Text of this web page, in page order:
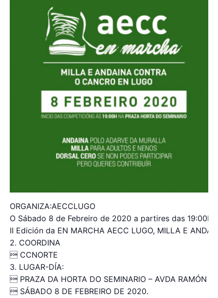
ORGANIZA:AECCLUGO
O Sábado 8 de Febreiro de 2020 a partires das 19:00h
II Edición da EN MARCHA AECC LUGO, MILLA E
2. COORDINA
 CCNORTE
3. LUGAR-DÍA:
 PRAZA DA HORTA DO SEMINARIO – AVDA RAMÓN
 SÁBADO 8 DE FEBREIRO DE 2020.